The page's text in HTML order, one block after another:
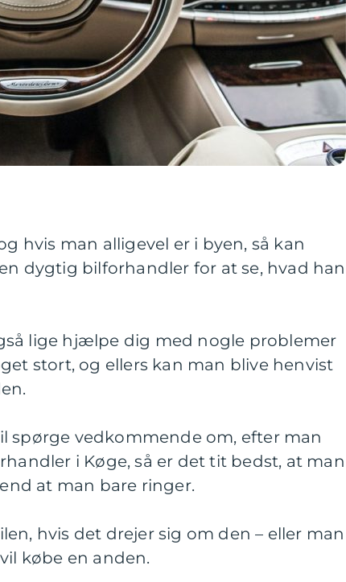
hvis man alligevel er i byen, så kan
dygtig bilforhandler for at se, hvad han
lige hjælpe dig med nogle problemer
stort, og ellers kan man blive henvist
spørge vedkommende om, efter man
i Køge, så er det tit bedst, at man
at man bare ringer.
hvis det drejer sig om den – eller man
købe en anden.